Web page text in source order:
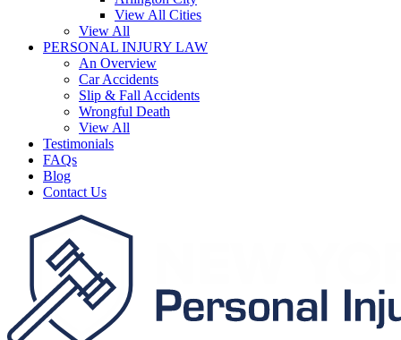
View All Cities
View All
PERSONAL INJURY LAW
An Overview
Car Accidents
Slip & Fall Accidents
Wrongful Death
View All
Testimonials
FAQs
Blog
Contact Us